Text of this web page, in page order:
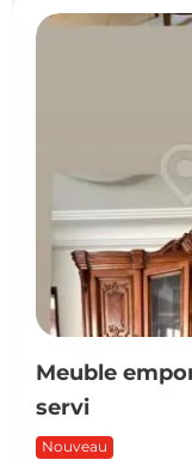
Meuble
servi
Nouveau